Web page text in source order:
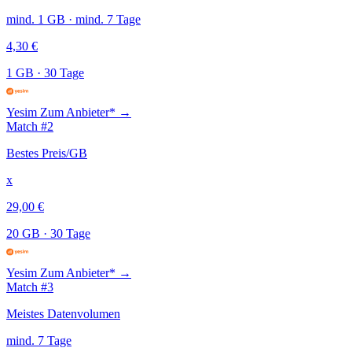
mind. 1 GB · mind. 7 Tage
4,30 €
1 GB · 30 Tage
Yesim Zum Anbieter* →
Match #2
Bestes Preis/GB
x
29,00 €
20 GB · 30 Tage
Yesim Zum Anbieter* →
Match #3
Meistes Datenvolumen
mind. 7 Tage